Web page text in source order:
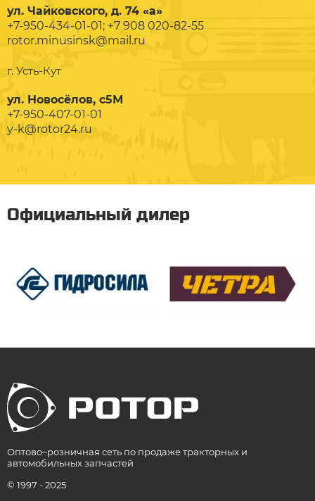
ул. Чайковского, д. 74 «а»
+7-950-434-01-01; +7 908 020-82-55
rotor.minusinsk@mail.ru
г. Усть-Кут
ул. Новосёлов, с5М
+7-950-407-01-01
y-k@rotor24.ru
Официальный дилер
Оптово–розничная сеть по продаже тракторных и
автомобильных запчастей
© 1997 - 2025